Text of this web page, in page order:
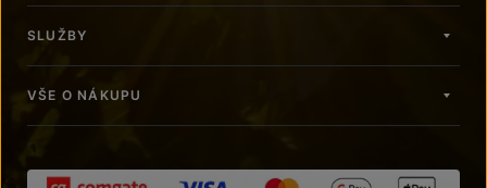
SLUŽBY
VŠE O NÁKUPU